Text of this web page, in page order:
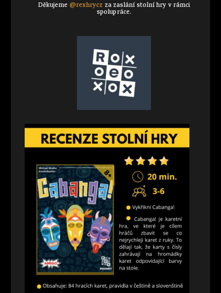
Děkujeme @rexhrycz za zaslání stolní hry v rámci
spolupráce.